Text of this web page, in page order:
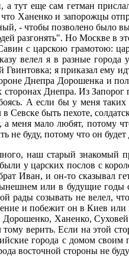
тут еще сам гетман
Ханенко и запорожцы
- чтобы позволено было
разгонять". Но Москве в
с царскою грамотою:
велел я в разные города
Гвинтовка; я приказал
Днепра Дорошенка и
Днепра. Из Запорог
А если бы у меня
Севске быть пехоте,
меня мало любят, потому
не буду, потому что он
наш старый знакомый
у царских послов с
Иван, и он-то сказывал
или в будущие
рады созывать не
и побежит он в Киев
Ханенко,
верить. Если на этой
города с домом
восточной стороны не